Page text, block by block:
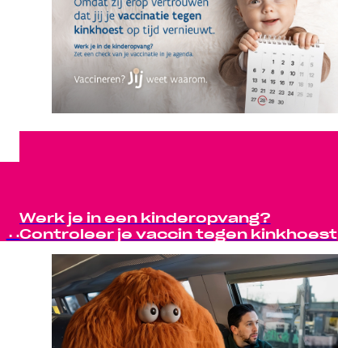
Werk je in een kinderopvang?
Controleer je vaccin tegen kinkhoest